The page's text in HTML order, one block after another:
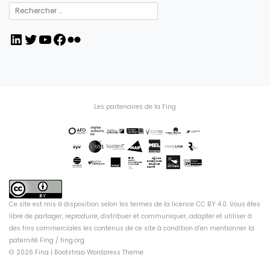
LinkedIn
Twitter
YouTube
Facebook
Flickr
Les partenaires de la Fing
Ce site est mis à disposition selon les termes de la licence CC BY 4.0. Vous êtes
libre de partager, reproduire, distribuer et communiquer, adapter et utiliser à
des fins commerciales les contenus de ce site à condition d’en mentionner la
paternité Fing / fing.org.
© 2026 Fing | Bootstrap Wordpress Theme